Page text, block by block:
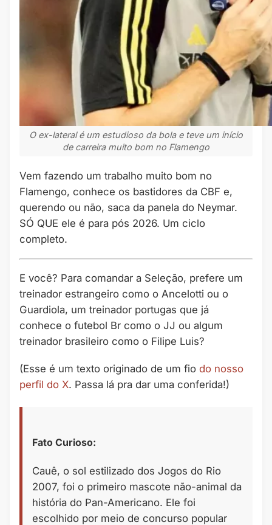
O ex-lateral é um estudioso da bola e teve um início
de carreira muito bom no Flamengo
Vem fazendo um trabalho muito bom no
Flamengo, conhece os bastidores da CBF e,
querendo ou não, saca da panela do Neymar.
SÓ QUE ele é para pós 2026. Um ciclo
completo.
E você? Para comandar a Seleção, prefere um
treinador estrangeiro como o Ancelotti ou o
Guardiola, um treinador portugas que já
conhece o futebol Br como o JJ ou algum
treinador brasileiro como o Filipe Luis?
(Esse é um texto originado de um fio do nosso
perfil do X. Passa lá pra dar uma conferida!)
Fato Curioso:
Cauê, o sol estilizado dos Jogos do Rio
2007, foi o primeiro mascote não-animal da
história do Pan-Americano. Ele foi
escolhido por meio de concurso popular